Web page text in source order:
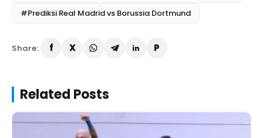
#Prediksi Real Madrid vs Borussia Dortmund
Share:
Related Posts